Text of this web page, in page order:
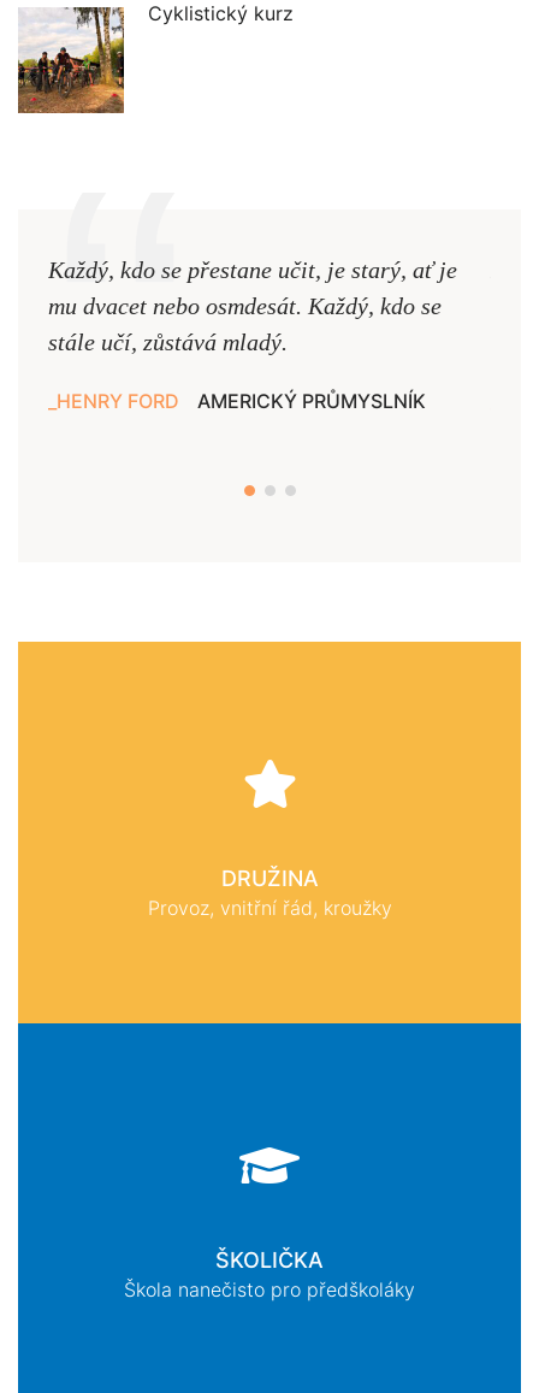
Cyklistický kurz
Každý, kdo se přestane učit, je starý, ať je
mu dvacet nebo osmdesát. Každý, kdo se
stále učí, zůstává mladý.
HENRY FORD AMERICKÝ PRŮMYSLNÍK
DRUŽINA
Provoz, vnitřní řád, kroužky
ŠKOLIČKA
Škola nanečisto pro předškoláky